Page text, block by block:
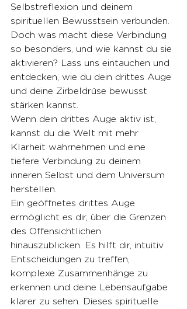
Selbstreflexion und deinem
spirituellen Bewusstsein verbunden.
Doch was macht diese Verbindung
so besonders, und wie kannst du sie
aktivieren? Lass uns eintauchen und
entdecken, wie du dein drittes Auge
und deine Zirbeldrüse bewusst
stärken kannst.
Wenn dein drittes Auge aktiv ist,
kannst du die Welt mit mehr
Klarheit wahrnehmen und eine
tiefere Verbindung zu deinem
inneren Selbst und dem Universum
herstellen.
Ein geöffnetes drittes Auge
ermöglicht es dir, über die Grenzen
des Offensichtlichen
hinauszublicken. Es hilft dir, intuitiv
Entscheidungen zu treffen,
komplexe Zusammenhänge zu
erkennen und deine Lebensaufgabe
klarer zu sehen. Dieses spirituelle